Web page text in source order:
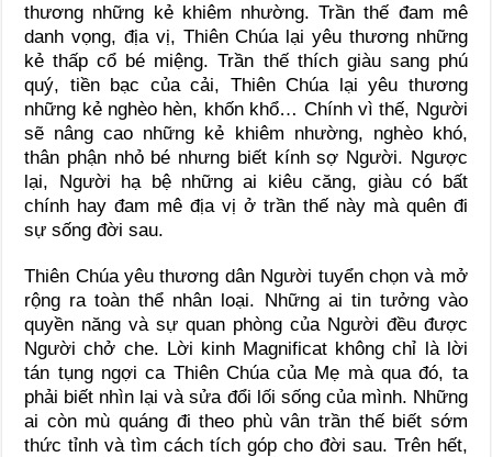
thương những kẻ khiêm nhường. Trần thế đam mê
danh vọng, địa vị, Thiên Chúa lại yêu thương những
kẻ thấp cổ bé miệng. Trần thế thích giàu sang phú
quý, tiền bạc của cải, Thiên Chúa lại yêu thương
những kẻ nghèo hèn, khốn khổ… Chính vì thế, Người
sẽ nâng cao những kẻ khiêm nhường, nghèo khó,
thân phận nhỏ bé nhưng biết kính sợ Người. Ngược
lại, Người hạ bệ những ai kiêu căng, giàu có bất
chính hay đam mê địa vị ở trần thế này mà quên đi
sự sống đời sau.
Thiên Chúa yêu thương dân Người tuyển chọn và mở
rộng ra toàn thể nhân loại. Những ai tin tưởng vào
quyền năng và sự quan phòng của Người đều được
Người chở che. Lời kinh Magnificat không chỉ là lời
tán tụng ngợi ca Thiên Chúa của Mẹ mà qua đó, ta
phải biết nhìn lại và sửa đổi lối sống của mình. Những
ai còn mù quáng đi theo phù vân trần thế biết sớm
thức tỉnh và tìm cách tích góp cho đời sau. Trên hết,